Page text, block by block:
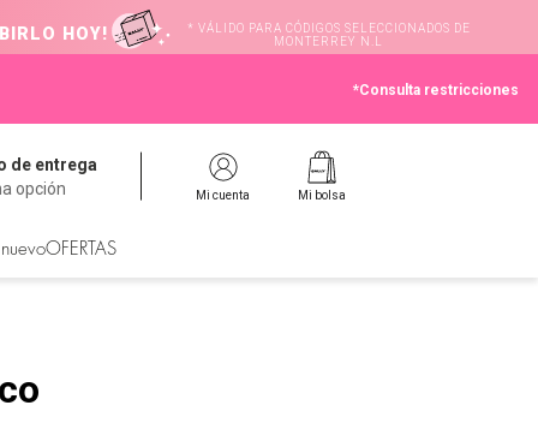
HOY!
* VÁLIDO PARA CÓDIGOS SELECCIONADOS DE
MONTERREY N.L
*Consulta restricciones
de entrega
opción
Mi cuenta Mi bolsa
OFERTAS